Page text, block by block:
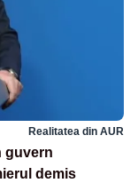
Realitatea din AUR
guvern
demis